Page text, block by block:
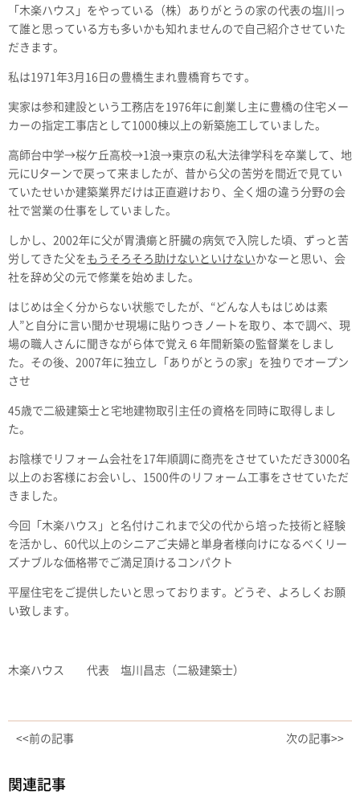
「木楽ハウス」をやっている（株）ありがとうの家の代表の塩川っ
て誰と思っている方も多いかも知れませんので自己紹介させていた
だきます。
私は1971年3月16日の豊橋生まれ豊橋育ちです。
実家は参和建設という工務店を1976年に創業し主に豊橋の住宅メー
カーの指定工事店として1000棟以上の新築施工していました。
高師台中学→桜ケ丘高校→1浪→東京の私大法律学科を卒業して、地
元にUターンで戻って来ましたが、昔から父の苦労を間近で見てい
ていたせいか建築業界だけは正直避けおり、全く畑の違う分野の会
社で営業の仕事をしていました。
しかし、2002年に父が胃潰瘍と肝臓の病気で入院した頃、ずっと苦
労してきた父を もうそろそろ助けないといけないかなーと思い、会
社を辞め父の元で修業を始めました。
はじめは全く分からない状態でしたが、“どんな人もはじめは素
人”と自分に言い聞かせ現場に貼りつきノートを取り、本で調べ、現
場の職人さんに聞きながら体で覚え６年間新築の監督業をしまし
た。その後、2007年に独立し「ありがとうの家」を独りでオープン
させ
45歳で二級建築士と宅地建物取引主任の資格を同時に取得しまし
た。
お陰様でリフォーム会社を17年順調に商売をさせていただき3000名
以上のお客様にお会いし、1500件のリフォーム工事をさせていただ
きました。
今回「木楽ハウス」と名付けこれまで父の代から培った技術と経験
を活かし、60代以上のシニアご夫婦と単身者様向けになるべくリー
ズナブルな価格帯でご満足頂けるコンパクト
平屋住宅をご提供したいと思っております。どうぞ、よろしくお願
い致します。
木楽ハウス 代表 塩川昌志（二級建築士）
<<前の記事 次の記事>>
関連記事